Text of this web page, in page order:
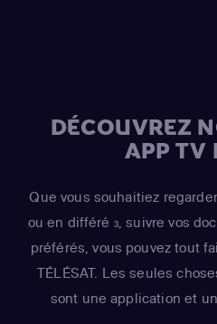
DÉCOUVREZ
APP TV
Que vous souhaitiez
ou en différé 3, suivre vos
préférés, vous pouvez tout
TÉLÉSAT. Les seules
sont une application et